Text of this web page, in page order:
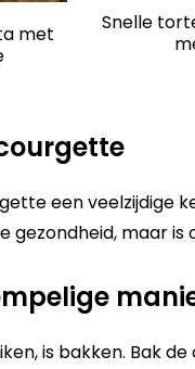
met
Snelle
een
gezondheid, maar
is bakken. Bak